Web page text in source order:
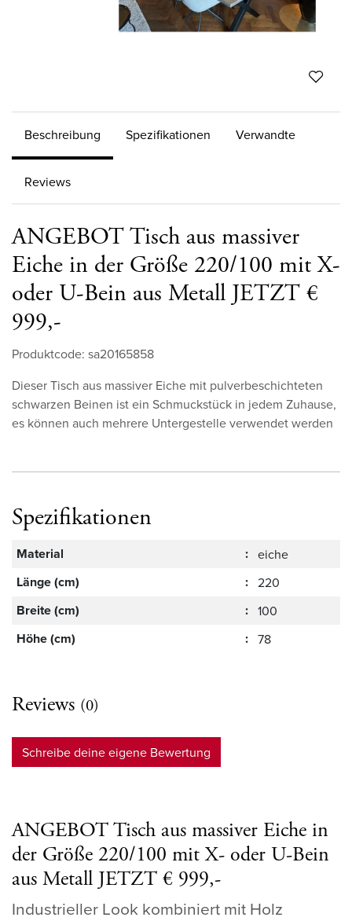
Beschreibung Spezifikationen Verwandte
Reviews
ANGEBOT Tisch aus massiver
Eiche in der Größe 220/100 mit X-
oder U-Bein aus Metall JETZT €
999,-
Produktcode: sa20165858
Dieser Tisch aus massiver Eiche mit pulverbeschichteten
schwarzen Beinen ist ein Schmuckstück in jedem Zuhause,
es können auch mehrere Untergestelle verwendet werden
Spezifikationen
Material : eiche
Länge (cm) : 220
Breite (cm) : 100
Höhe (cm) : 78
Reviews (0)
Schreibe deine eigene Bewertung
ANGEBOT Tisch aus massiver Eiche in
der Größe 220/100 mit X- oder U-Bein
aus Metall JETZT € 999,-
Industrieller Look kombiniert mit Holz